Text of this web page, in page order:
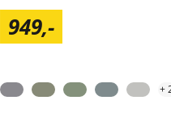
949,-
+